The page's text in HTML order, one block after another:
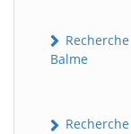
Balme